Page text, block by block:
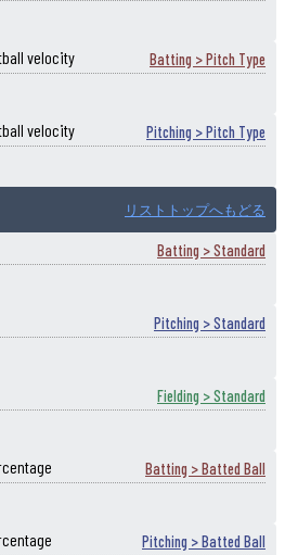
velocity Batting > Pitch Type
velocity Pitching > Pitch Type
リストトップへもどる
Batting > Standard
Pitching > Standard
Fielding > Standard
Batting > Batted Ball
Pitching > Batted Ball